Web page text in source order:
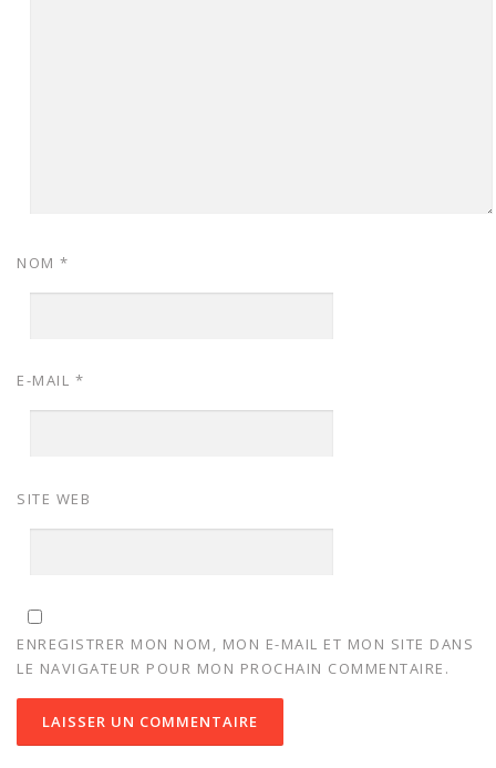
NOM *
E-MAIL *
SITE WEB
ENREGISTRER MON NOM, MON E-MAIL ET MON SITE DANS
LE NAVIGATEUR POUR MON PROCHAIN COMMENTAIRE.